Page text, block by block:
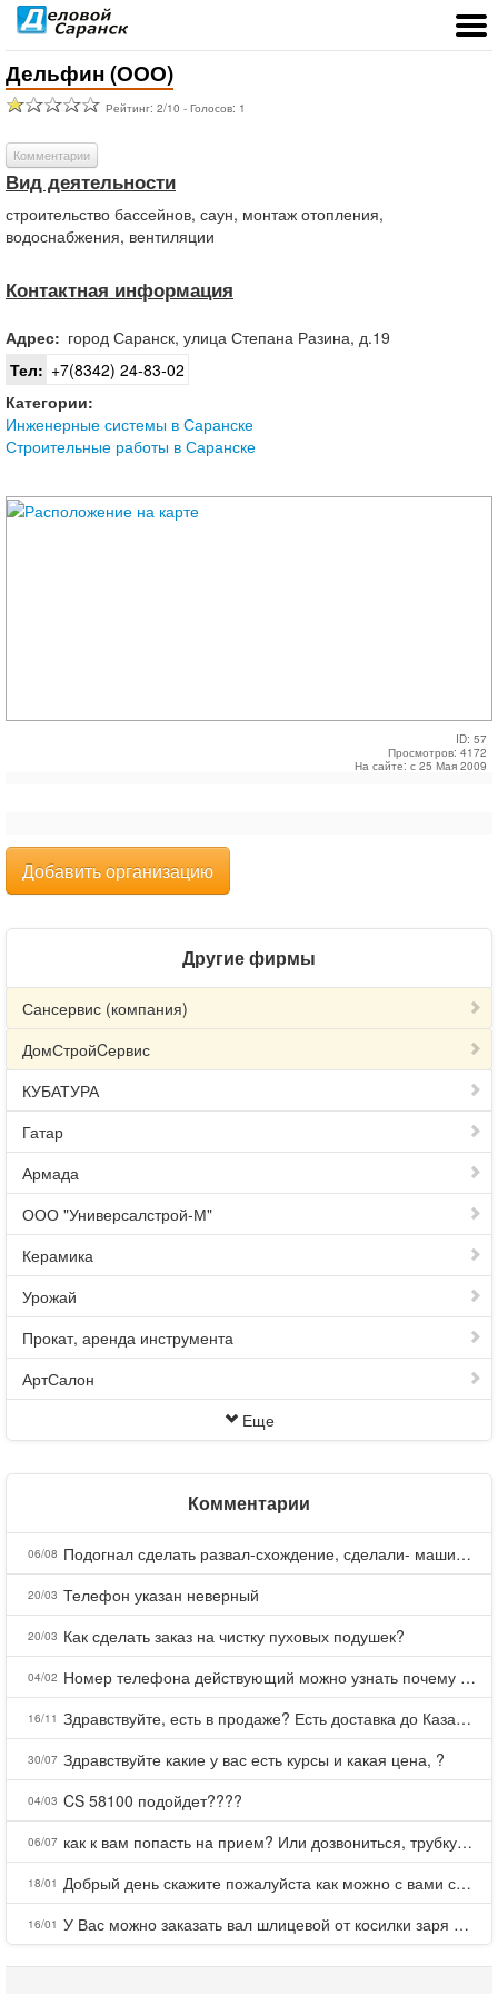
Дельфин (ООО)
Рейтинг: 2/10 - Голосов: 1
Комментарии
Вид деятельности
строительство бассейнов, саун, монтаж отопления,
водоснабжения, вентиляции
Контактная информация
Адрес: город Саранск, улица Степана Разина, д.19
Тел: +7(8342) 24-83-02
Категории:
Инженерные системы в Саранске
Строительные работы в Саранске
ID: 57
Просмотров: 4172
На сайте: с 25 Мая 2009
Добавить организацию
Другие фирмы
Сансервис (компания)
ДомСтройCервис
КУБАТУРА
Гатар
Армада
ООО "Универсалстрой-М"
Керамика
Урожай
Прокат, аренда инструмента
АртСалон
Еще
Комментарии
06/08 Подогнал сделать развал-схождение, сделали- машина уходит на право и колеса проверил все хорошо с атмосферами ужас как можно делать авто, не ужели не берегут свою репутацию, не советую.
20/03 Телефон указан неверный
20/03 Как сделать заказ на чистку пуховых подушек?
04/02 Номер телефона действующий можно узнать почему номер неправельный
16/11 Здравствуйте, есть в продаже? Есть доставка до Казани?
30/07 Здравствуйте какие у вас есть курсы и какая цена, ?
04/03 CS 58100 подойдет????
06/07 как к вам попасть на прием? Или дозвониться, трубку не берете.
18/01 Добрый день скажите пожалуйста как можно с вами связаться . Телефон не отвечает .Заказала кухню в тц Хороший есть претензии а менеджер контактов не дает .Что делать?
16/01 У Вас можно заказать вал шлицевой от косилки заря для мтз, который соединяет мотоблок с косилкой.?